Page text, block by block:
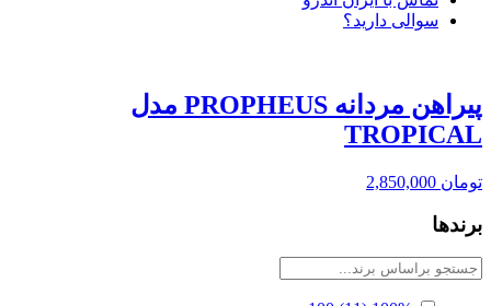
سوالی دارید؟
پیراهن مردانه PROPHEUS مدل
TROPICAL
تومان
برندها